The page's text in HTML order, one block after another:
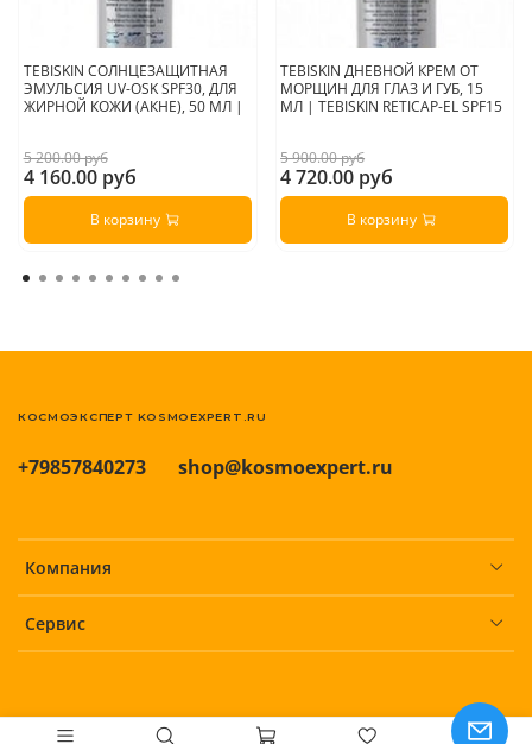
TEBISKIN СОЛНЦЕЗАЩИТНАЯ
ЭМУЛЬСИЯ UV-OSK SPF30, ДЛЯ
ЖИРНОЙ КОЖИ (АКНЕ), 50 МЛ |
5 200.00 руб
4 160.00 руб
В корзину
TEBISKIN ДНЕВНОЙ КРЕМ ОТ
МОРЩИН ДЛЯ ГЛАЗ И ГУБ, 15
МЛ | TEBISKIN RETICAP-EL SPF15
5 900.00 руб
4 720.00 руб
В корзину
Компания
Сервис
+79857840273 shop@kosmoexpert.ru
КОСМОЭКСПЕРТ KOSMOEXPERT.RU